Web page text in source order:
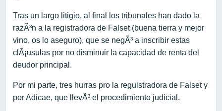
Tras un largo litigio, al final los tribunales han dado la
razÃ³n a la registradora de Falset (buena tierra y mejor
vino, os lo aseguro), que se negÃ³ a inscribir estas
clÃ¡usulas por no disminuir la capacidad de renta del
deudor principal.
Por mi parte, tres hurras pro la reguistradora de Falset y
por Adicae, que llevÃ³ el procedimiento judicial.